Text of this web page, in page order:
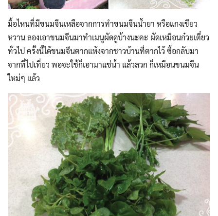
มื้อไหนที่มีขนมจีนเหลือจากการทำขนมจีนน้ำยา หรือแกงเขียว
หวาน ลองเอาขนมจีนมาทำเมนูผัดดูบ้างนะคะ ผัดเหมือนก๋วยเตี๋ยว
ทั่วไป ครั้งนี้ได้ขนมจีนตากแห้งจากชาวบ้านที่ตากไว้ ซื้อกลับมา
จากที่ไปเที่ยว พอจะใช้ก็เอามาแช่น้ำ แล้วลวก ก็เหมือนขนมจีน
ใหม่ๆ แล้ว